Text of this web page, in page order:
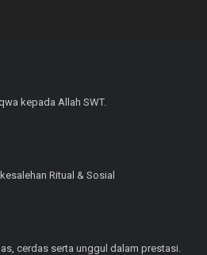
kepada Allah SWT.
Ritual & Sosial
cerdas serta unggul dalam prestasi.